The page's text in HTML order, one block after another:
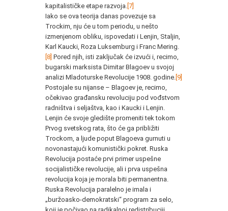
kapitalističke etape razvoja. [7]
Iako se ova teorija danas povezuje sa
Trockim, nju će u tom periodu, u nešto
izmenjenom obliku, ispovedati i Lenjin, Staljin,
Karl Kaucki, Roza Luksemburg i Franc Mering.
[8] Pored njih, isti zaključak će izvući i, recimo,
bugarski marksista Dimitar Blagoev u svojoj
analizi Mladoturske Revolucije 1908. godine. [9]
Postojale su nijanse – Blagoev je, recimo,
očekivao građansku revoluciju pod vođstvom
radništva i seljaštva, kao i Kaucki i Lenjin.
Lenjin će svoje gledište promeniti tek tokom
Prvog svetskog rata, što će ga približiti
Trockom, a ljude poput Blagoeva gurnuti u
novonastajući komunistički pokret. Ruska
Revolucija postaće prvi primer uspešne
socijalističke revolucije, ali i prva uspešna
revolucija koja je morala biti permanentna.
Ruska Revolucija paralelno je imala i
„buržoasko-demokratski“ program za selo,